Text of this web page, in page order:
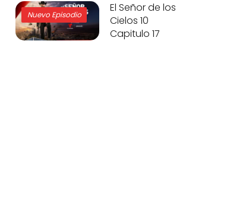
Nuevo Episodio
El Señor de los
Cielos 10
Capitulo 17